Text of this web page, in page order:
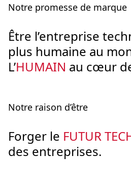
Notre promesse de marque
Être l’entreprise
plus humaine au
L’HUMAIN au cœur
Notre raison d’être
Forger le FUTUR
des entreprises.